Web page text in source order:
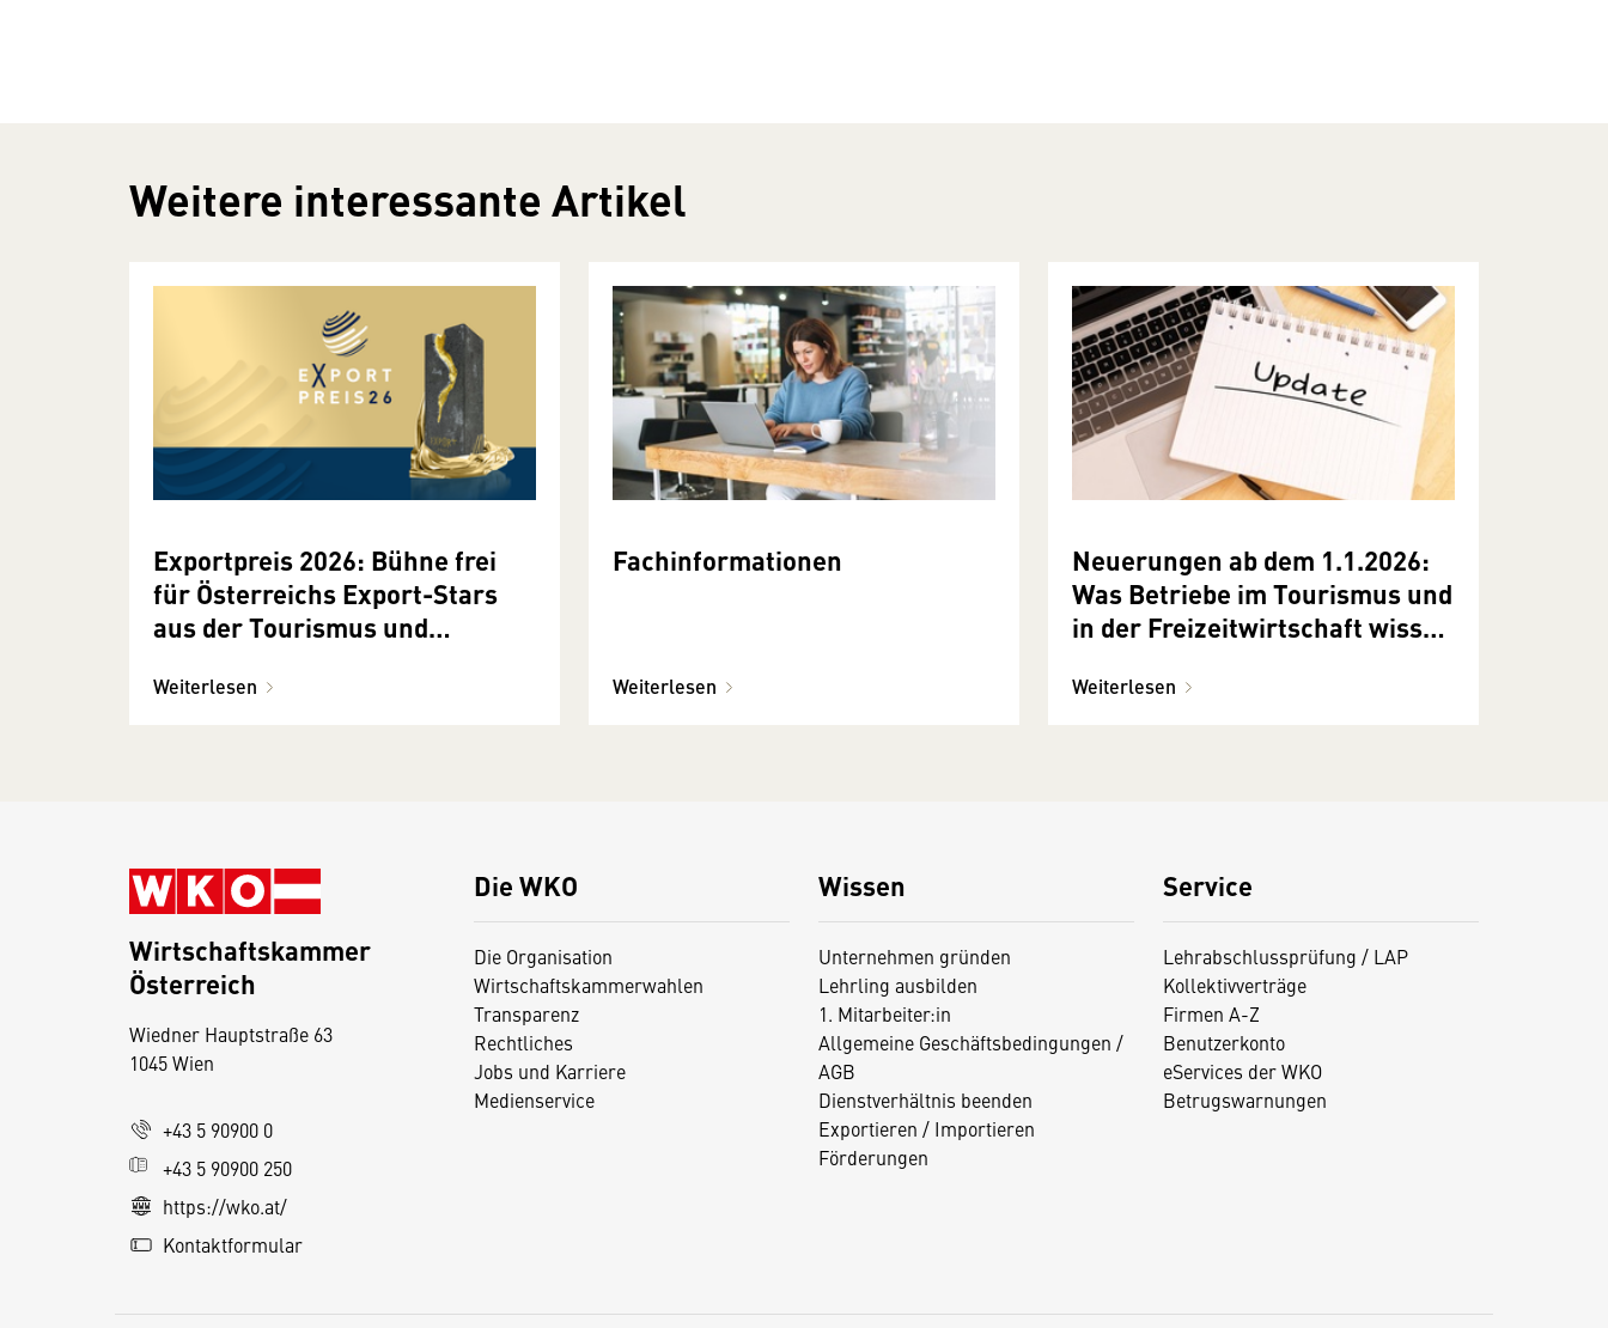
Weitere interessante Artikel
Exportpreis 2026: Bühne frei
für Österreichs Export-Stars
aus der Tourismus und
Weiterlesen
Fachinformationen
Weiterlesen
Neuerungen ab dem 1.1.2026:
Was Betriebe im Tourismus und
in der Freizeitwirtschaft wissen
Weiterlesen
Die WKO
Die Organisation
Wirtschaftskammerwahlen
Transparenz
Rechtliches
Jobs und Karriere
Medienservice
Wissen
Unternehmen gründen
Lehrling ausbilden
1. Mitarbeiter:in
Allgemeine Geschäftsbedingungen /
AGB
Dienstverhältnis beenden
Exportieren / Importieren
Förderungen
Service
Lehrabschlussprüfung / LAP
Kollektivverträge
Firmen A-Z
Benutzerkonto
eServices der WKO
Betrugswarnungen
Wirtschaftskammer
Österreich
Wiedner Hauptstraße 63
1045 Wien
+43 5 90900 0
+43 5 90900 250
https://wko.at/
Kontaktformular